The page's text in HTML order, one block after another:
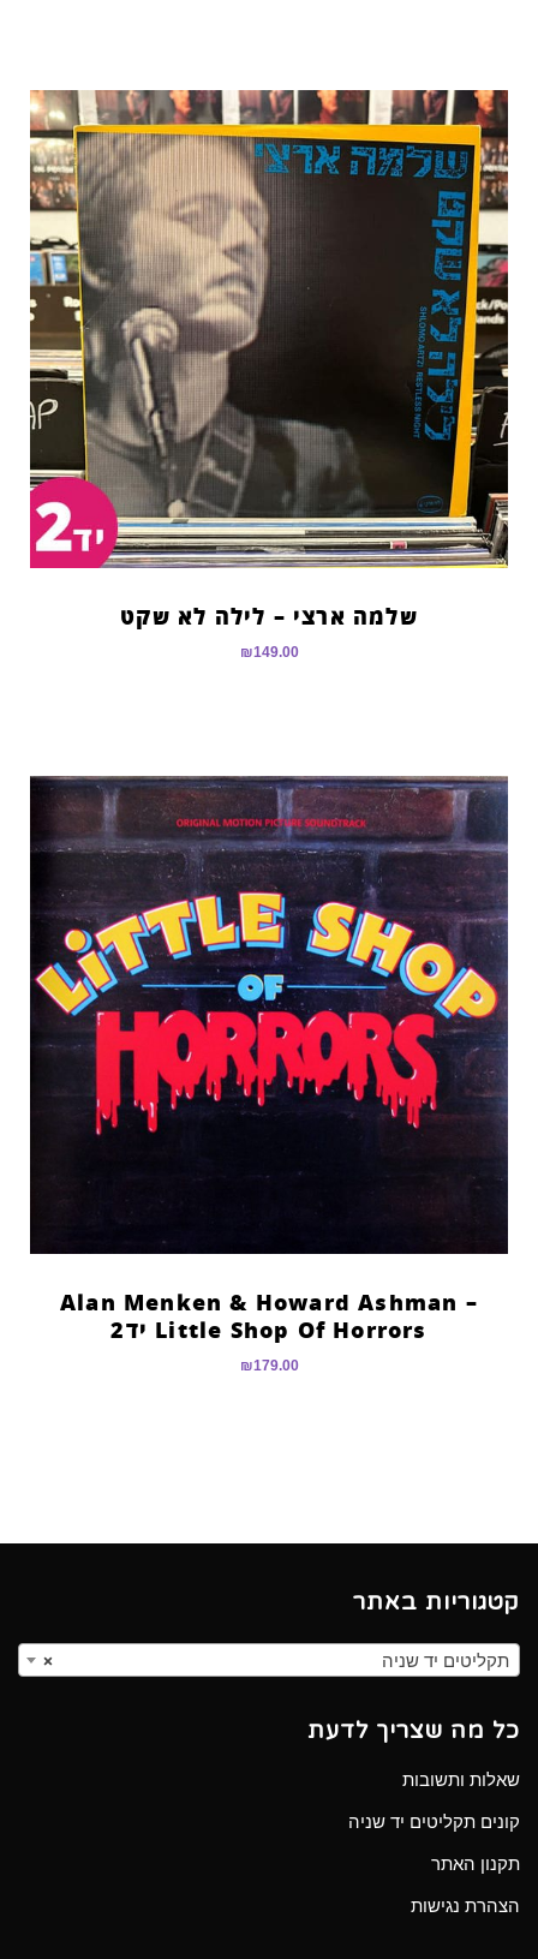
שלמה ארצי – לילה לא שקט
₪149.00
Alan Menken & Howard Ashman –
Little Shop Of Horrors יד2
₪179.00
קטגוריות באתר
× תקליטים יד שניה
כל מה שצריך לדעת
שאלות ותשובות
קונים תקליטים יד שניה
תקנון האתר
הצהרת נגישות